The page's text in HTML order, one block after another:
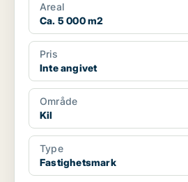
Areal
Ca. 5 000 m2
Pris
Inte angivet
Område
Kil
Type
Fastighetsmark